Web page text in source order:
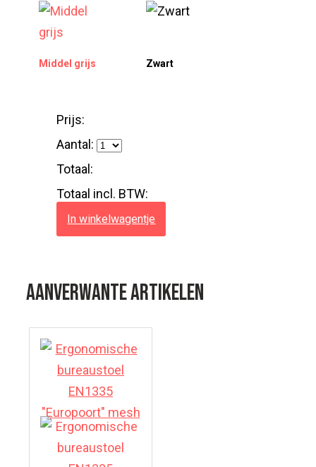
Middel grijs Zwart
Prijs:
Aantal:
Totaal:
Totaal incl. BTW:
In winkelwagentje
Aanverwante artikelen